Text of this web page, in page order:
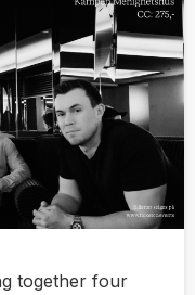
together four